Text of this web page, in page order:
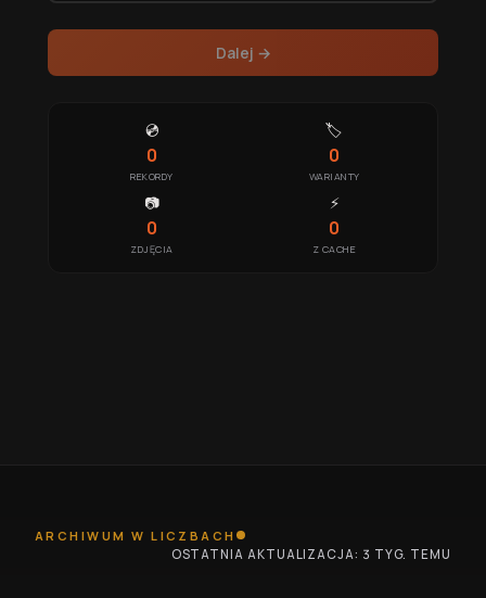
Dalej →
💿
0
REKORDY
🏷
0
WARIANTY
📷
0
ZDJĘCIA
⚡
0
Z CACHE
ARCHIWUM W LICZBACH
OSTATNIA AKTUALIZACJA: 3 TYG. TEMU